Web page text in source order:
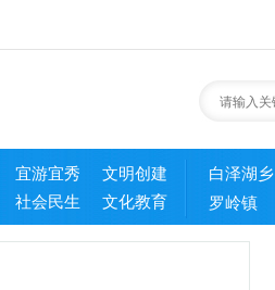
宜游宜秀
文明创建
社会民生 文化教育
白泽湖乡
罗岭镇